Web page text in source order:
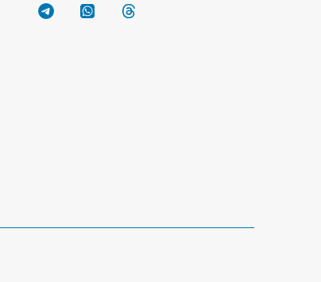
Telegram WhatsApp